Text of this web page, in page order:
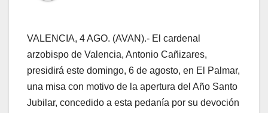
VALENCIA, 4 AGO. (AVAN).- El cardenal
arzobispo de Valencia, Antonio Cañizares,
presidirá este domingo, 6 de agosto, en El Palmar,
una misa con motivo de la apertura del Año Santo
Jubilar, concedido a esta pedanía por su devoción